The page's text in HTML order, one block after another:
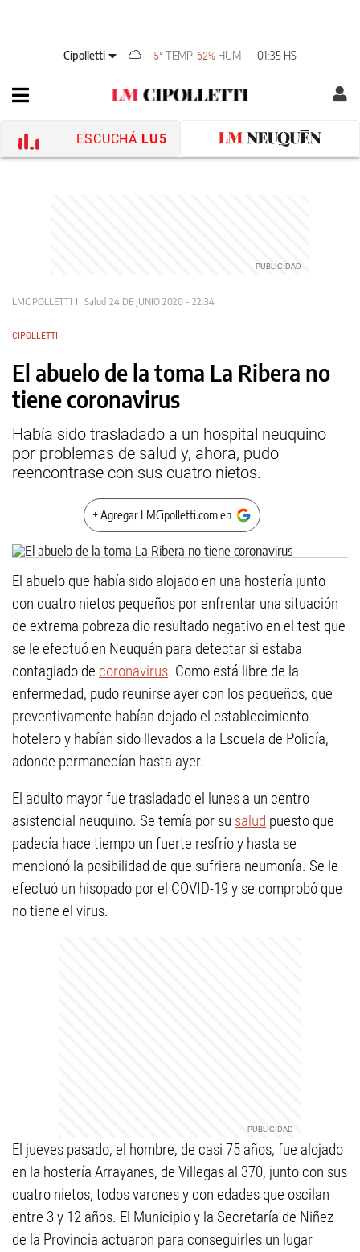
Cipolletti 5°TEMP 62% HUM 01:35 HS
ESCUCHÁ LU5
LMCIPOLLETTI Salud 24 DE JUNIO 2020 - 22:34
CIPOLLETTI
El abuelo de la toma La Ribera no
tiene coronavirus
Había sido trasladado a un hospital neuquino
por problemas de salud y, ahora, pudo
reencontrase con sus cuatro nietos.
+ Agregar LMCipolletti.com en
El abuelo que había sido alojado en una hostería junto
con cuatro nietos pequeños por enfrentar una situación
de extrema pobreza dio resultado negativo en el test que
se le efectuó en Neuquén para detectar si estaba
contagiado de coronavirus. Como está libre de la
enfermedad, pudo reunirse ayer con los pequeños, que
preventivamente habían dejado el establecimiento
hotelero y habían sido llevados a la Escuela de Policía,
adonde permanecían hasta ayer.
El adulto mayor fue trasladado el lunes a un centro
asistencial neuquino. Se temía por su salud puesto que
padecía hace tiempo un fuerte resfrío y hasta se
mencionó la posibilidad de que sufriera neumonía. Se le
efectuó un hisopado por el COVID-19 y se comprobó que
no tiene el virus.
El jueves pasado, el hombre, de casi 75 años, fue alojado
en la hostería Arrayanes, de Villegas al 370, junto con sus
cuatro nietos, todos varones y con edades que oscilan
entre 3 y 12 años. El Municipio y la Secretaría de Niñez
de la Provincia actuaron para conseguirles un lugar